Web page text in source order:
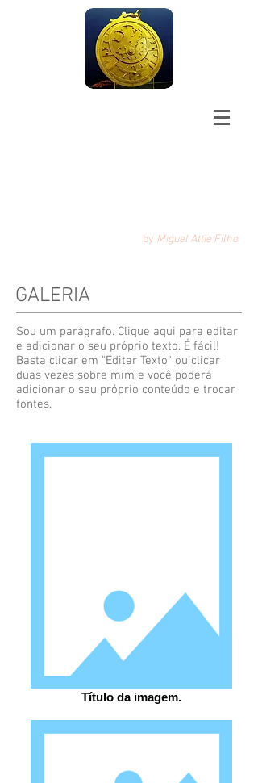
by Miguel Attie Filho
GALERIA
Sou um parágrafo. Clique aqui para editar
e adicionar o seu próprio texto. É fácil!
Basta clicar em "Editar Texto" ou clicar
duas vezes sobre mim e você poderá
adicionar o seu próprio conteúdo e trocar
fontes.
Título da imagem.